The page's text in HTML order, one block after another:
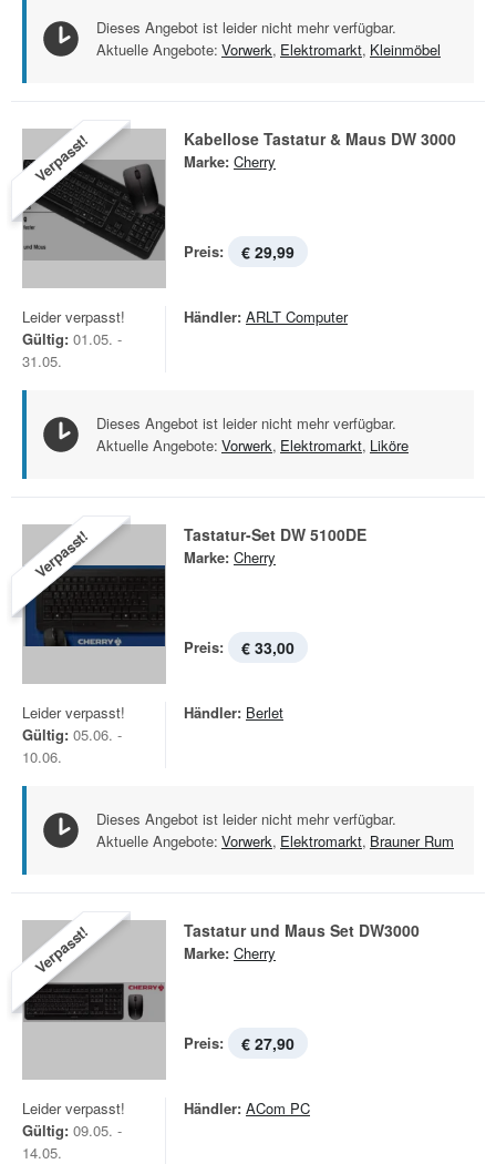
Dieses Angebot ist leider nicht mehr verfügbar.
Aktuelle Angebote: Vorwerk, Elektromarkt, Kleinmöbel
Verpasst! Kabellose Tastatur & Maus DW 3000
Marke: Cherry
Preis: € 29,99
Leider verpasst!
Gültig: 01.05. -
31.05.
Händler: ARLT Computer
Dieses Angebot ist leider nicht mehr verfügbar.
Aktuelle Angebote: Vorwerk, Elektromarkt, Liköre
Verpasst! Tastatur-Set DW 5100DE
Marke: Cherry
Preis: € 33,00
Leider verpasst!
Gültig: 05.06. -
10.06.
Händler: Berlet
Dieses Angebot ist leider nicht mehr verfügbar.
Aktuelle Angebote: Vorwerk, Elektromarkt, Brauner Rum
Verpasst! Tastatur und Maus Set DW3000
Marke: Cherry
Preis: € 27,90
Leider verpasst!
Gültig: 09.05. -
14.05.
Händler: ACom PC